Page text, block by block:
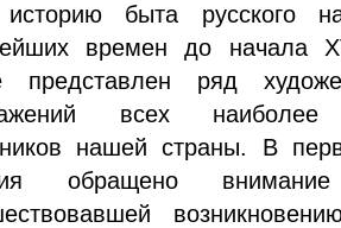
быта русского
времен до начала
представлен ряд
всех
нашей страны. В
обращено